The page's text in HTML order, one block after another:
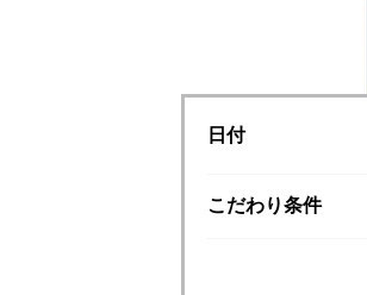
日付
こだわり条件